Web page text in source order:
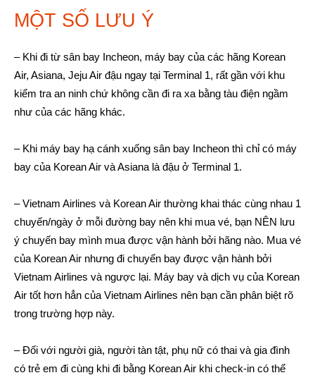
MỘT SỐ LƯU Ý
– Khi đi từ sân bay Incheon, máy bay của các hãng Korean
Air, Asiana, Jeju Air đậu ngay tại Terminal 1, rất gần với khu
kiểm tra an ninh chứ không cần đi ra xa bằng tàu điện ngầm
như của các hãng khác.
– Khi máy bay hạ cánh xuống sân bay Incheon thì chỉ có máy
bay của Korean Air và Asiana là đậu ở Terminal 1.
– Vietnam Airlines và Korean Air thường khai thác cùng nhau 1
chuyến/ngày ở mỗi đường bay nên khi mua vé, bạn NÊN lưu
ý chuyến bay mình mua được vận hành bởi hãng nào. Mua vé
của Korean Air nhưng đi chuyến bay được vận hành bởi
Vietnam Airlines và ngược lại. Máy bay và dịch vụ của Korean
Air tốt hơn hẳn của Vietnam Airlines nên bạn cần phân biệt rõ
trong trường hợp này.
– Đối với người già, người tàn tật, phụ nữ có thai và gia đình
có trẻ em đi cùng khi đi bằng Korean Air khi check-in có thể